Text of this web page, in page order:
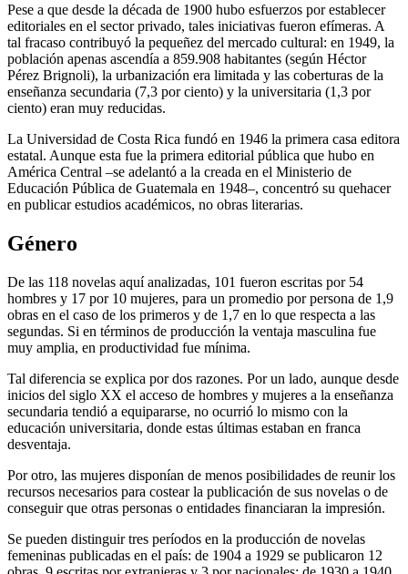
Pese a que desde la década de 1900 hubo esfuerzos por establecer
editoriales en el sector privado, tales iniciativas fueron efímeras. A
tal fracaso contribuyó la pequeñez del mercado cultural: en 1949, la
población apenas ascendía a 859.908 habitantes (según Héctor
Pérez Brignoli), la urbanización era limitada y las coberturas de la
enseñanza secundaria (7,3 por ciento) y la universitaria (1,3 por
ciento) eran muy reducidas.
La Universidad de Costa Rica fundó en 1946 la primera casa editora
estatal. Aunque esta fue la primera editorial pública que hubo en
América Central –se adelantó a la creada en el Ministerio de
Educación Pública de Guatemala en 1948–, concentró su quehacer
en publicar estudios académicos, no obras literarias.
Género
De las 118 novelas aquí analizadas, 101 fueron escritas por 54
hombres y 17 por 10 mujeres, para un promedio por persona de 1,9
obras en el caso de los primeros y de 1,7 en lo que respecta a las
segundas. Si en términos de producción la ventaja masculina fue
muy amplia, en productividad fue mínima.
Tal diferencia se explica por dos razones. Por un lado, aunque desde
inicios del siglo XX el acceso de hombres y mujeres a la enseñanza
secundaria tendió a equipararse, no ocurrió lo mismo con la
educación universitaria, donde estas últimas estaban en franca
desventaja.
Por otro, las mujeres disponían de menos posibilidades de reunir los
recursos necesarios para costear la publicación de sus novelas o de
conseguir que otras personas o entidades financiaran la impresión.
Se pueden distinguir tres períodos en la producción de novelas
femeninas publicadas en el país: de 1904 a 1929 se publicaron 12